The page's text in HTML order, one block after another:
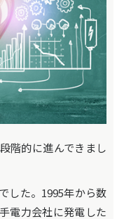
階的に進んできまし
した。1995年から数
電力会社に発電した